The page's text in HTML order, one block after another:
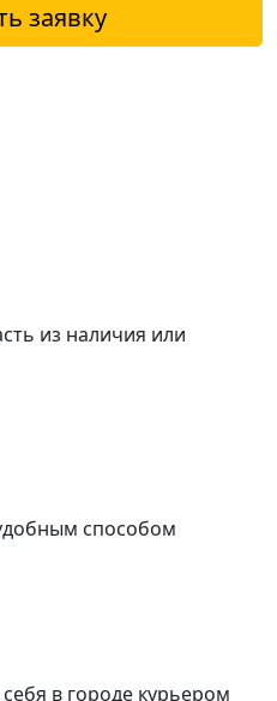
заявку
из наличия или
способом
в городе курьером